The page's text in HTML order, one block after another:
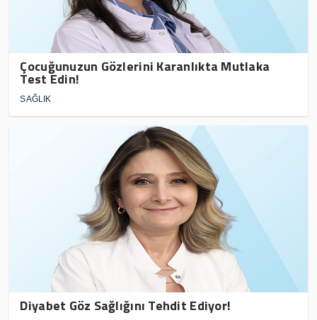
Çocuğunuzun Gözlerini Karanlıkta Mutlaka
Test Edin!
SAĞLIK
Diyabet Göz Sağlığını Tehdit Ediyor!